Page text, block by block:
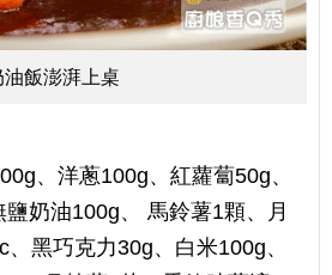
飯澎湃上桌
、洋蔥100g、紅蘿蔔50g、
奶油100g、 馬鈴薯1顆、月
黑巧克力30g、白米100g、